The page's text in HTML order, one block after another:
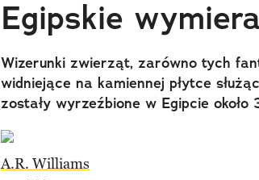
Egipskie
Wizerunki zwierząt, zarówno tych
widniejące na kamiennej płytce
zostały wyrzeźbione w Egipcie
A.R. Williams